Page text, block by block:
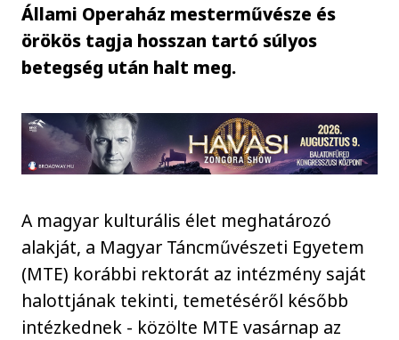
Állami Operaház mesterművésze és
örökös tagja hosszan tartó súlyos
betegség után halt meg.
A magyar kulturális élet meghatározó
alakját, a Magyar Táncművészeti Egyetem
(MTE) korábbi rektorát az intézmény saját
halottjának tekinti, temetéséről később
intézkednek - közölte MTE vasárnap az